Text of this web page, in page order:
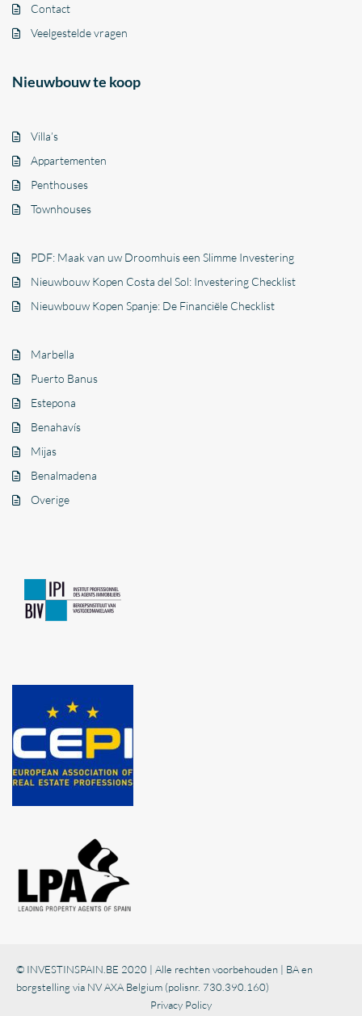
Contact
Veelgestelde vragen
Nieuwbouw te koop
Villa’s
Appartementen
Penthouses
Townhouses
PDF: Maak van uw Droomhuis een Slimme Investering
Nieuwbouw Kopen Costa del Sol: Investering Checklist
Nieuwbouw Kopen Spanje: De Financiële Checklist
Marbella
Puerto Banus
Estepona
Benahavís
Mijas
Benalmadena
Overige
© INVESTINSPAIN.BE 2020 | Alle rechten voorbehouden | BA en
borgstelling via NV AXA Belgium (polisnr. 730.390.160)
Privacy Policy